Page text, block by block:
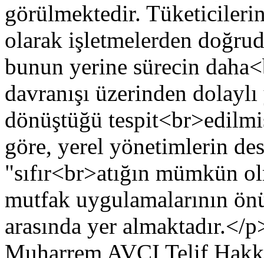
görülmektedir.
olarak işletmelerden
bunun yerine sürecin
davranışı üzerinden
dönüştüğü
göre, yerel yönetimlerin
"sıfır<br>atığın mümkün
mutfak uygulamalarının
arasında yer almaktadır.</
Muharrem AVCI Telif